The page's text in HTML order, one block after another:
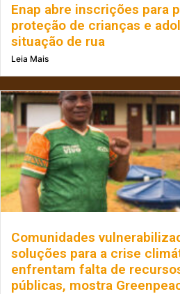
Enap abre inscrições para
proteção de crianças e
situação de rua
Leia Mais
Comunidades
soluções para a crise
enfrentam falta de
públicas, mostra